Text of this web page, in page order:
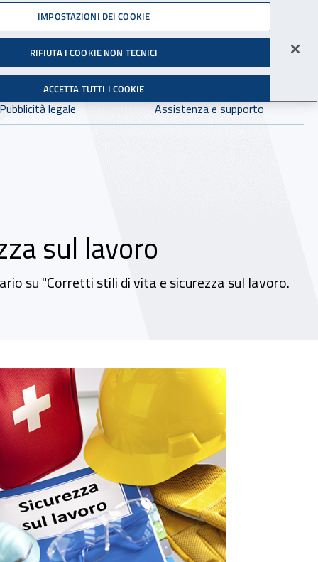
Infortuni sul Lavoro
Facebook - Sito esterno - Apertura in nuova finestra
X - Sito esterno - Apertura in nuova finestra
Instagram - Sito esterno - Apertura in
Linkedin - Sito esterno -
Youtube - Sito esterno -
Tiktok - SitoSpreaker -
Dove cercare:
in:tutto INAIL.it
Pubblicità legale Assistenza e supporto
sul lavoro
su "Corretti stili di vita e sicurezza sul lavoro.
IMPOSTAZIONI DEI COOKIE
RIFIUTA I COOKIE NON TECNICI
ACCETTA TUTTI I COOKIE